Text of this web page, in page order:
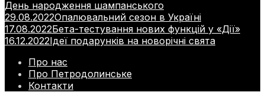
День народження шампанського
29.08.2022Опалювальний сезон в Україні
17.08.2022Бета-тестування нових функцій у «Дії»
16.12.2022Ідеї подарунків на новорічні свята
Про нас
Про Петродолинське
Контакти